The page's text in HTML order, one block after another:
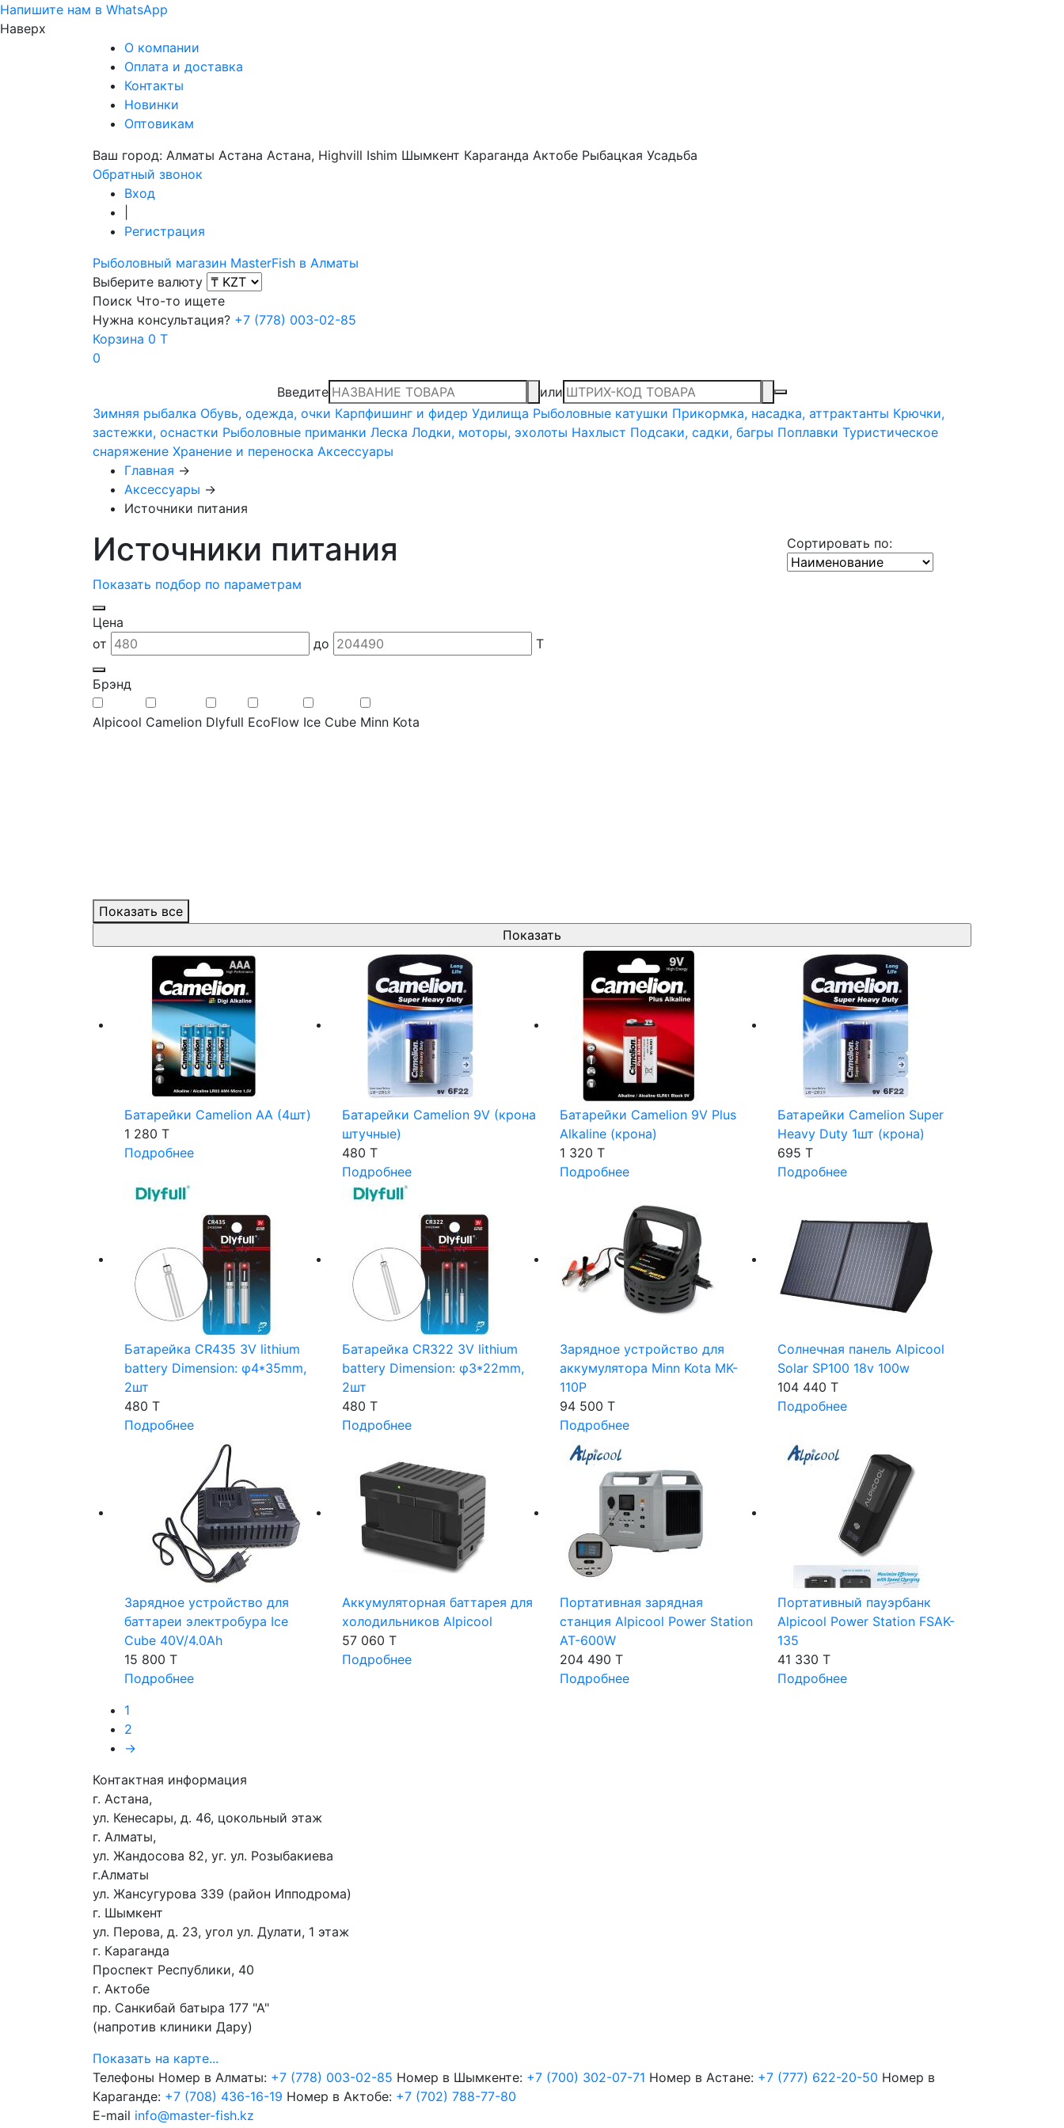
Напишите нам в WhatsApp
Наверх
О компании
Оплата и доставка
Контакты
Новинки
Оптовикам
Ваш город: Алматы Астана Астана, Highvill Ishim Шымкент Караганда Актобе Рыбацкая Усадьба
Обратный звонок
Вход
Регистрация
Рыболовный магазин MasterFish в Алматы
Выберите валюту
Поиск Что-то ищете
Нужна консультация? +7 (778) 003-02-85
Корзина 0 T
0
Введите
или
Зимняя рыбалка Обувь, одежда, очки Карпфишинг и фидер Удилища Рыболовные катушки Прикормка, насадка, аттрактанты Крючки,
застежки, оснастки Рыболовные приманки Леска Лодки, моторы, эхолоты Нахлыст Подсаки, садки, багры Поплавки Туристическое
снаряжение Хранение и переноска Аксессуары
Главная →
Аксессуары →
Источники питания
Источники питания Сортировать по:
Показать подбор по параметрам
Цена
от
до T
Брэнд
Alpicool Camelion Dlyfull EcoFlow Ice Cube Minn Kota
Показать все
Батарейки Camelion AA (4шт)
1 280 T
Подробнее
Батарейки Camelion 9V (крона
штучные)
480 T
Подробнее
Батарейки Camelion 9V Plus
Alkaline (крона)
1 320 T
Подробнее
Батарейки Camelion Super
Heavy Duty 1шт (крона)
695 T
Подробнее
Батарейка CR435 3V lithium
battery Dimension: φ4*35mm,
2шт
480 T
Подробнее
Батарейка CR322 3V lithium
battery Dimension: φ3*22mm,
2шт
480 T
Подробнее
Зарядное устройство для
аккумулятора Minn Kota MK-
110P
94 500 T
Подробнее
Солнечная панель Alpicool
Solar SP100 18v 100w
104 440 T
Подробнее
Зарядное устройство для
баттареи электробура Ice
Cube 40V/4.0Ah
15 800 T
Подробнее
Аккумуляторная баттарея для
холодильников Alpicool
57 060 T
Подробнее
Портативная зарядная
станция Alpicool Power Station
AT-600W
204 490 T
Подробнее
Портативный пауэрбанк
Alpicool Power Station FSAK-
135
41 330 T
Подробнее
1
2
→
Контактная информация
г. Астана,
ул. Кенесары, д. 46, цокольный этаж
г. Алматы,
ул. Жандосова 82, уг. ул. Розыбакиева
г.Алматы
ул. Жансугурова 339 (район Ипподрома)
г. Шымкент
ул. Перова, д. 23, угол ул. Дулати, 1 этаж
г. Караганда
Проспект Республики, 40
г. Актобе
пр. Санкибай батыра 177 "А"
(напротив клиники Дару)
Показать на карте...
Телефоны Номер в Алматы: +7 (778) 003-02-85 Номер в Шымкенте: +7 (700) 302-07-71 Номер в Астане: +7 (777) 622-20-50 Номер в
Караганде: +7 (708) 436-16-19 Номер в Актобе: +7 (702) 788-77-80
E-mail info@master-fish.kz